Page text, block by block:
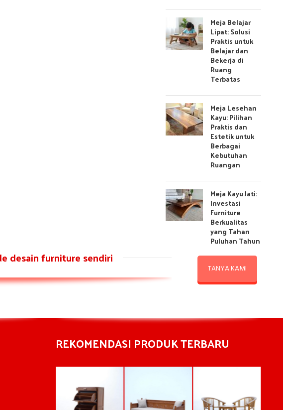
Meja Belajar
Lipat: Solusi
Praktis untuk
Belajar dan
Bekerja di
Ruang
Terbatas
Meja Lesehan
Kayu: Pilihan
Praktis dan
Estetik untuk
Berbagai
Kebutuhan
Ruangan
Meja Kayu Jati:
Investasi
Furniture
Berkualitas
yang Tahan
Puluhan Tahun
desain furniture sendiri
TANYA KAMI
REKOMENDASI PRODUK TERBARU